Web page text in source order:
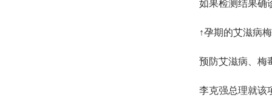
如果检测结果确
↑孕期的艾滋病
预防艾滋病、梅
李克强总理就该